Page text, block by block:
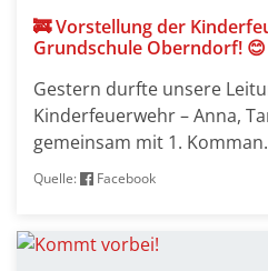
🚒 Vorstellung der
Grundschule Oberndorf! 😊
Gestern durfte unsere
Kinderfeuerwehr – Anna,
gemeinsam mit 1.
Quelle: Facebook